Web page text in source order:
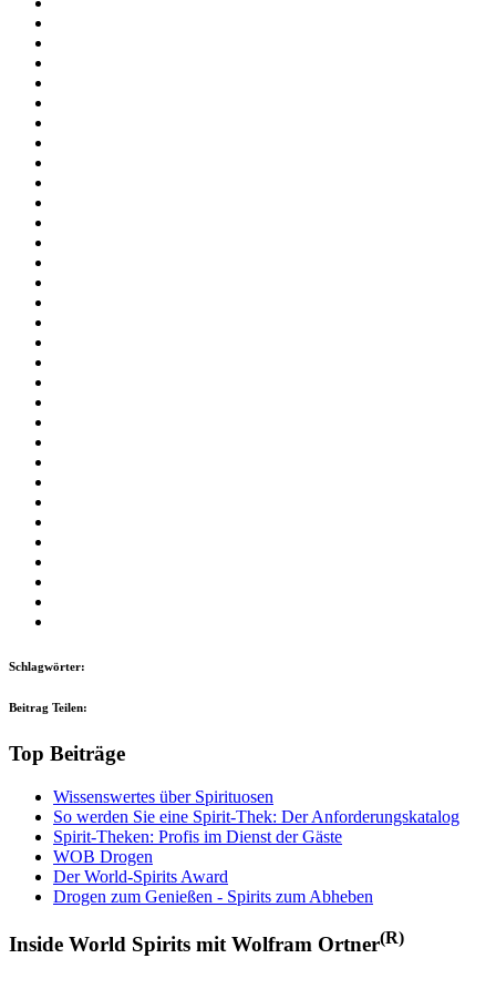
Schlagwörter:
Beitrag Teilen:
Top Beiträge
Wissenswertes über Spirituosen
So werden Sie eine Spirit-Thek: Der Anforderungskatalog
Spirit-Theken: Profis im Dienst der Gäste
WOB Drogen
Der World-Spirits Award
Drogen zum Genießen - Spirits zum Abheben
Inside World Spirits mit Wolfram Ortner(R)